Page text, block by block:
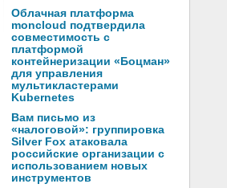
Облачная платформа
moncloud подтвердила
совместимость с
платформой
контейнеризации «Боцман»
для управления
мультикластерами
Kubernetes
Вам письмо из
«налоговой»: группировка
Silver Fox атаковала
российские организации с
использованием новых
инструментов